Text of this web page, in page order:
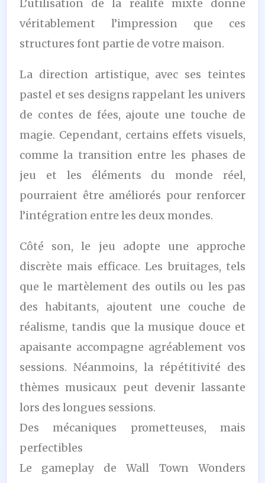
L’utilisation de la réalité mixte donne
véritablement l’impression que ces
structures font partie de votre maison.
La direction artistique, avec ses teintes
pastel et ses designs rappelant les univers
de contes de fées, ajoute une touche de
magie. Cependant, certains effets visuels,
comme la transition entre les phases de
jeu et les éléments du monde réel,
pourraient être améliorés pour renforcer
l’intégration entre les deux mondes.
Côté son, le jeu adopte une approche
discrète mais efficace. Les bruitages, tels
que le martèlement des outils ou les pas
des habitants, ajoutent une couche de
réalisme, tandis que la musique douce et
apaisante accompagne agréablement vos
sessions. Néanmoins, la répétitivité des
thèmes musicaux peut devenir lassante
lors des longues sessions.
Des mécaniques prometteuses, mais
perfectibles
Le gameplay de Wall Town Wonders